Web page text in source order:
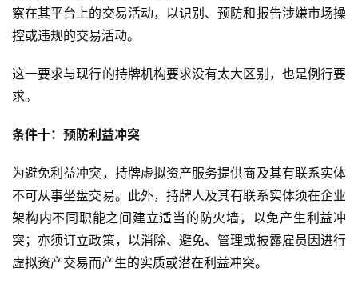
察在其平台上的交易活动，以识别、预防和报告涉嫌市场操
控或违规的交易活动。
这一要求与现行的持牌机构要求没有太大区别，也是例行要
求。
条件十：预防利益冲突
为避免利益冲突，持牌虚拟资产服务提供商及其有联系实体
不可从事坐盘交易。此外，持牌人及其有联系实体须在企业
架构内不同职能之间建立适当的防火墙，以免产生利益冲
突；亦须订立政策，以消除、避免、管理或披露雇员因进行
虚拟资产交易而产生的实质或潜在利益冲突。